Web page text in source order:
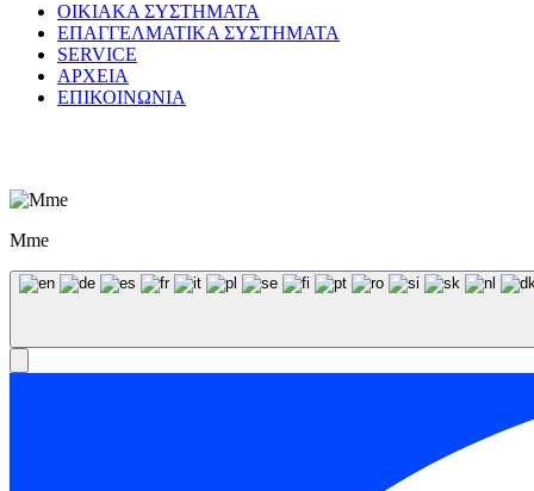
ΟΙΚΙΑΚΑ ΣΥΣΤΗΜΑΤΑ
ΕΠΑΓΓΕΛΜΑΤΙΚΑ ΣΥΣΤΗΜΑΤΑ
SERVICE
ΑΡΧΕΙΑ
ΕΠΙΚΟΙΝΩΝΙΑ
Mme